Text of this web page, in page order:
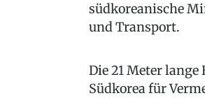
südkoreanische
und Transport.
Die 21 Meter
Südkorea für